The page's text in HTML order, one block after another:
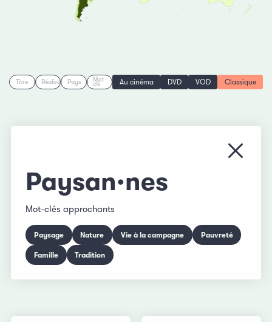
Titre RéalisationPays Mot-
clé Au cinéma DVD VOD Classique
Paysan·nes
Mot-clés approchants
Paysage Nature Vie à la campagne Pauvreté
Famille Tradition